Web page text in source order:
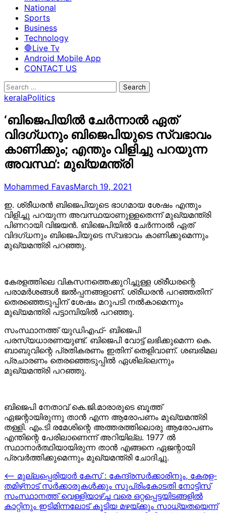
National
Sports
Business
Technology
🛑Live Tv
Android Mobile App
CONTACT US
Search
for:
keralaPolitics
‘ബിജെപിയിൽ ചേർന്നാൽ ഏത്
വിദഗ്ധനും ബിജെപിയുടെ സ്വഭാവം
കാണിക്കും; എന്തും വിളിച്ചു പറയുന്ന
അവസ്ഥ’: മുഖ്യമന്ത്രി
Mohammed FavasMarch 19, 2021
ഇ. ശ്രീധരൻ ബിജെപിയുടെ ഭാഗമായ ശേഷം എന്തും
വിളിച്ചു പറയുന്ന അവസ്ഥയാണുള്ളതെന്ന് മുഖ്യമന്ത്രി
പിണറായി വിജയൻ. ബിജെപിയിൽ ചേർന്നാൽ ഏത്
വിദഗ്ധനും ബിജെപിയുടെ സ്വഭാവം കാണിക്കുമെന്നും
മുഖ്യമന്ത്രി പറഞ്ഞു.
കേരളത്തിലെ വികസനത്തെക്കുറിച്ചുള്ള ശ്രീധരന്റെ
പരാമർശങ്ങൾ ജൽപ്പനങ്ങളാണ്. ശ്രീധരൻ പറഞ്ഞതിന്
തെരഞ്ഞെടുപ്പിന് ശേഷം മറുപടി നൽകാമെന്നും
മുഖ്യമന്ത്രി പട്ടാമ്പിയിൽ പറഞ്ഞു.
സംസ്ഥാനത്ത് യുഡിഎഫ്- ബിജെപി
പരസ്യധാരണയുണ്ട്. ബിജെപി വോട്ട് ലഭിക്കുമെന്ന കെ.
ബാബുവിന്റെ പ്രതികരണം ഇതിന് തെളിവാണ്. ശബരിമല
പ്രചാരണം തെരഞ്ഞെടുപ്പിൽ ഏശില്ലെന്നും
മുഖ്യമന്ത്രി പറഞ്ഞു.
ബിജെപി നേതാവ് കെ.ജി.മാരാരുടെ ബൂത്ത്
ഏജന്റായിരുന്നു താൻ എന്ന ആരോപണം മുഖ്യമന്ത്രി
തള്ളി. എം.ടി രമേശിന്റെ അത്തരത്തിലൊരു ആരോപണം
എന്തിന്റെ പേരിലാണെന്ന് അറിയില്ല. 1977 ൽ
സ്ഥാനാർത്ഥിയായിരുന്ന താൻ എങ്ങനെ ഏജന്റായി
പ്രവർത്തിക്കുമെന്നും മുഖ്യമന്ത്രി ചോദിച്ചു.
Post
navigation
⟵ മുല്ലപ്പെരിയാർ കേസ് : കേന്ദ്രസർക്കാരിനും, കേരള-
തമിഴ്‌നാട് സർക്കാരുകൾക്കും സുപ്രിംകോടതി നോട്ടിസ്
സംസ്ഥാനത്ത് വെള്ളിയാഴ്ച്ച വരെ ഒറ്റപ്പെട്ടയിടങ്ങളില്‍
കാറ്റിനും ഇടിമിന്നലോട് കൂടിയ മഴയ്ക്കും സാധ്യതയെന്ന്